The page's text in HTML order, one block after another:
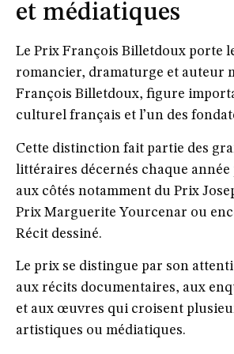
et médiatiques
Le Prix François Billetdoux porte
romancier, dramaturge et auteur
François Billetdoux, figure
culturel français et l’un des
Cette distinction fait partie des
littéraires décernés chaque année
aux côtés notamment du Prix
Prix Marguerite Yourcenar ou
Récit dessiné.
Le prix se distingue par son
aux récits documentaires, aux
et aux œuvres qui croisent
artistiques ou médiatiques.